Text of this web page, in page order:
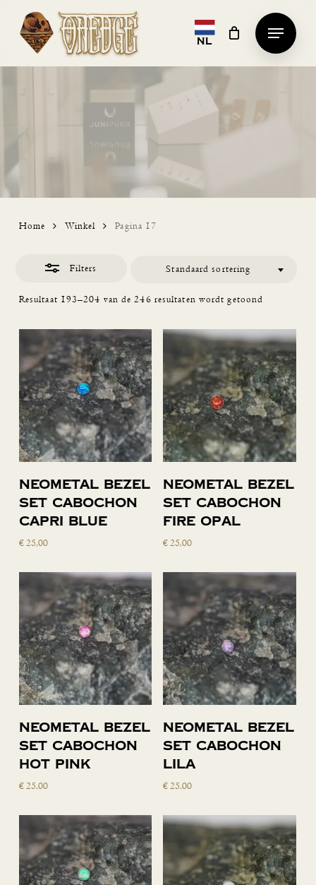
Skip
NL
Menu
Home Winkel Pagina 17
Filters
Resultaat 193–204 van de 246 resultaten wordt getoond
Standaard sortering
Close
Filters
Toevoegen
aan
winkelwagen
Neometal bezel
set cabochon
capri blue
€25,00
Toevoegen
aan
winkelwagen
Neometal bezel
set cabochon
fire opal
€25,00
Toevoegen
aan
winkelwagen
Neometal bezel
set cabochon
hot pink
€25,00
Toevoegen
aan
winkelwagen
Neometal bezel
set cabochon
lila
€25,00